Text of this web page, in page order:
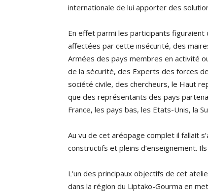
internationale de lui apporter des
En effet parmi les participants
affectées par cette insécurité, des
Armées des pays membres en activité
de la sécurité, des Experts des forces
société civile, des chercheurs, le Haut
que des représentants des pays
France, les pays bas, les Etats-Unis, la
Au vu de cet aréopage complet il fallait
constructifs et pleins d’enseignement. Ils
L’un des principaux objectifs de cet
dans la région du Liptako-Gourma en